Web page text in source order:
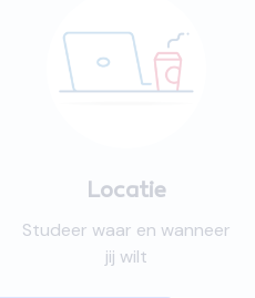
Locatie
Studeer waar en wanneer
jij wilt